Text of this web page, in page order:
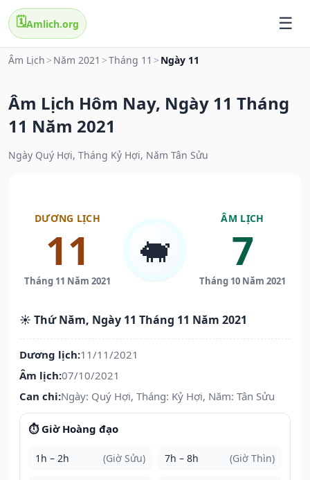
🗓️Amlich.org
Âm Lịch > Năm 2021 >Tháng 11 > Ngày 11
Âm Lịch Hôm Nay, Ngày 11 Tháng
11 Năm 2021
Ngày Quý Hợi, Tháng Kỷ Hợi, Năm Tân Sửu
DƯƠNG LỊCH
11
Tháng 11 Năm 2021
🐖
ÂM LỊCH
7
Tháng 10 Năm 2021
☀️ Thứ Năm, Ngày 11 Tháng 11 Năm 2021
Dương lịch:11/11/2021
Âm lịch:07/10/2021
Can chi:Ngày: Quý Hợi, Tháng: Kỷ Hợi, Năm: Tân Sửu
⏱️ Giờ Hoàng đạo
1h – 2h (Giờ Sửu) 7h – 8h (Giờ Thìn)